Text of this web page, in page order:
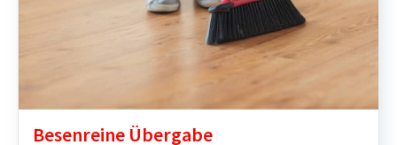
Besenreine Übergabe